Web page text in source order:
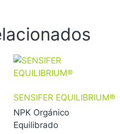
SENSIFER EQUILIBRIUM®
NPK Orgánico
Equilibrado